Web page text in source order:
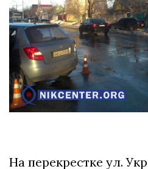
На перекрестке ул.